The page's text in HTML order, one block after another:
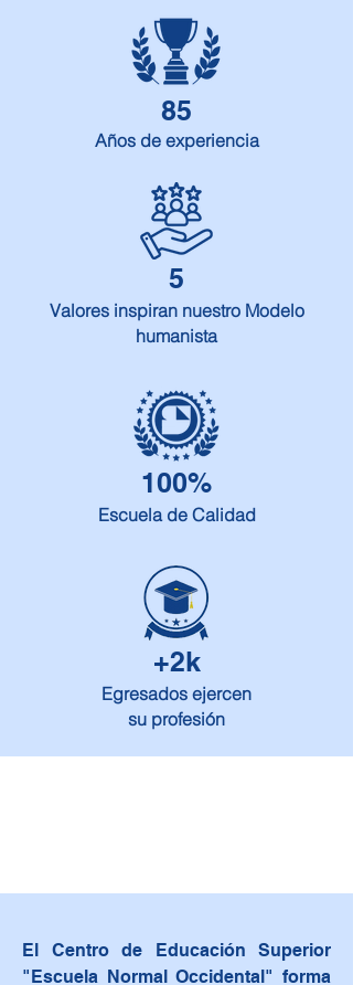
85
Años de experiencia
5
Valores inspiran nuestro Modelo
humanista
100%
Escuela de Calidad
+2k
Egresados ejercen
su profesión
El Centro de Educación Superior
"Escuela Normal Occidental" forma